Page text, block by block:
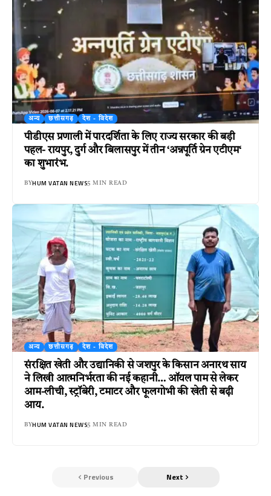
अन्य छत्तीसगढ़ देश - विदेश
पीडीएस प्रणाली में पारदर्शिता के लिए राज्य सरकार की बड़ी
पहल- रायपुर, दुर्ग और बिलासपुर में तीन ‘अन्नपूर्ति ग्रेन एटीएम‘
का शुभारंभ.
BYHUM VATAN NEWS5 MIN READ
अन्य छत्तीसगढ़ देश - विदेश
संरक्षित खेती और उद्यानिकी से जशपुर के किसान अनारथ साय
ने लिखी आत्मनिर्भरता की नई कहानी… ऑयल पाम से लेकर
आम-लीची, स्ट्रॉबेरी, टमाटर और फूलगोभी की खेती से बढ़ी
आय.
BYHUM VATAN NEWS5 MIN READ
Previous Next